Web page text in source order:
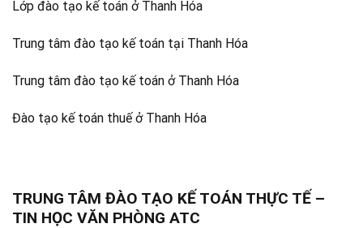
Lớp đào tạo kế toán ở Thanh Hóa
Trung tâm đào tạo kế toán tại Thanh Hóa
Trung tâm đào tạo kế toán ở Thanh Hóa
Đào tạo kế toán thuế ở Thanh Hóa
TRUNG TÂM ĐÀO TẠO KẾ TOÁN THỰC TẾ –
TIN HỌC VĂN PHÒNG ATC